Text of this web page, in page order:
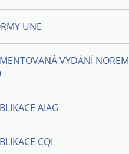
UNE
VYDÁNÍ NOREM
AIAG
CQI